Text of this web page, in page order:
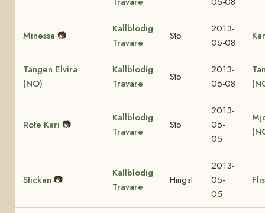
Minessa 📷
Kallblodig
Travare
Sto
2013-
05-08
Tangen Elvira
(NO)
Kallblodig
Travare
Sto
2013-
05-08
Rote Kari 📷
Kallblodig
Travare
Sto
2013-
05-
05
Stickan 📷
Kallblodig
Travare
Hingst
2013-
05-
05